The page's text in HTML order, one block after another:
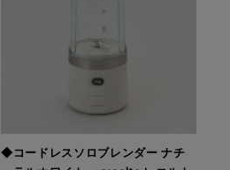
◆コードレスソロブレンダー ナチ